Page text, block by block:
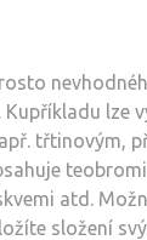
lze
třtinovým,
atd.
složení